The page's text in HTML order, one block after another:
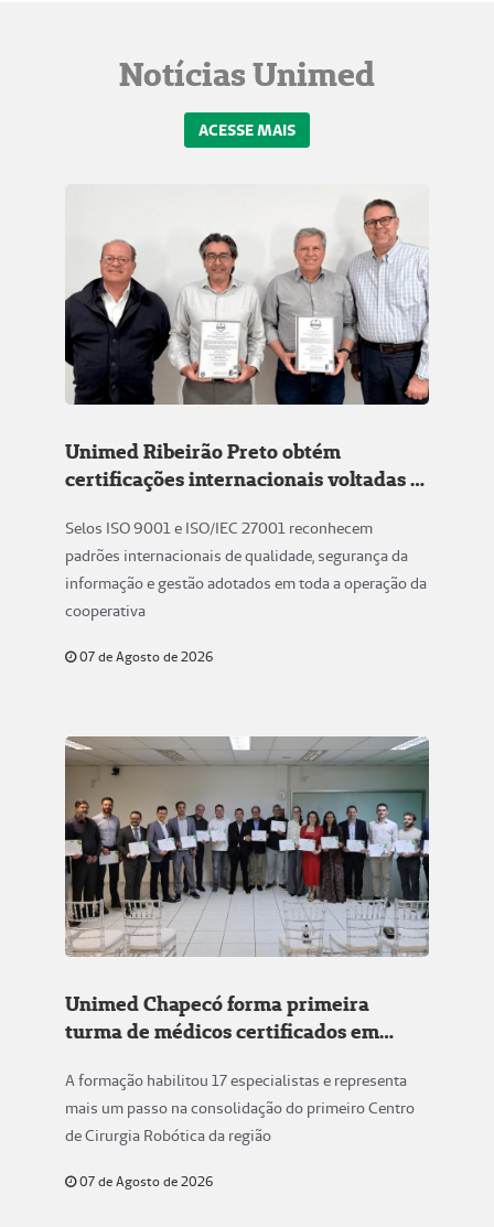
Notícias Unimed
ACESSE MAIS
Unimed Ribeirão Preto obtém
certificações internacionais voltadas à
informação
Selos ISO 9001 e ISO/IEC 27001 reconhecem
padrões internacionais de qualidade, segurança da
informação e gestão adotados em toda a operação da
cooperativa
07 de Agosto de 2026
Unimed Chapecó forma primeira
turma de médicos certificados em
A formação habilitou 17 especialistas e representa
mais um passo na consolidação do primeiro Centro
de Cirurgia Robótica da região
07 de Agosto de 2026